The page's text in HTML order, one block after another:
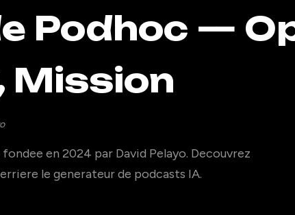
Podhoc —
Mission
en 2024 par David Pelayo. Decouvrez
le generateur de podcasts IA.